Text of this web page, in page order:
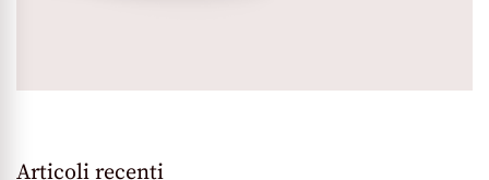
Articoli recenti